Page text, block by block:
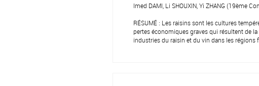
Imed DAMI, Li SHOUXIN, Yi ZHANG (19ème
RÉSUMÉ : Les raisins sont les cultures
pertes économiques graves qui résultent de
industries du raisin et du vin dans les régions